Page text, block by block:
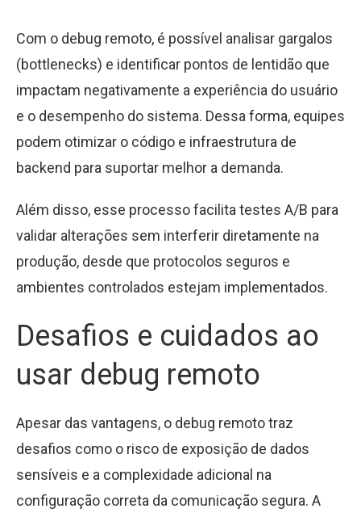
Com o debug remoto, é possível analisar gargalos
(bottlenecks) e identificar pontos de lentidão que
impactam negativamente a experiência do usuário
e o desempenho do sistema. Dessa forma, equipes
podem otimizar o código e infraestrutura de
backend para suportar melhor a demanda.
Além disso, esse processo facilita testes A/B para
validar alterações sem interferir diretamente na
produção, desde que protocolos seguros e
ambientes controlados estejam implementados.
Desafios e cuidados ao
usar debug remoto
Apesar das vantagens, o debug remoto traz
desafios como o risco de exposição de dados
sensíveis e a complexidade adicional na
configuração correta da comunicação segura. A